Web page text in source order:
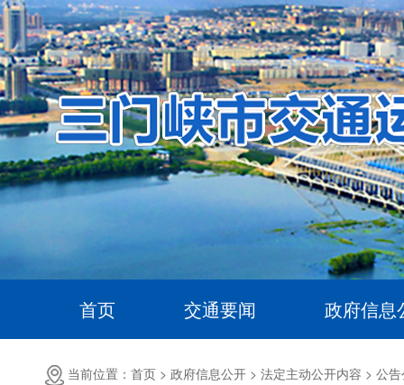
首页 交通要闻 政府信息
当前位置：首页 > 政府信息公开 > 法定主动公开内容 > 公